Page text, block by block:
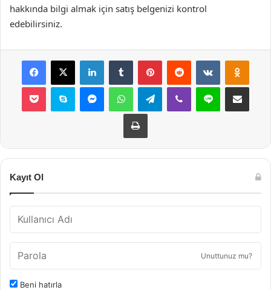
hakkında bilgi almak için satış belgenizi kontrol
edebilirsiniz.
Facebook
X LinkedInTumblr PinterestReddit VKontakte
Pocket Skype MessengerWhatsAppTelegramViber Line E-Posta ile
Yazdır
Kayıt Ol
Unuttunuz mu?
Beni hatırla